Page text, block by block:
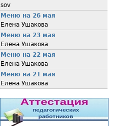
sov
Меню на 26 мая
Елена Ушакова
Меню на 23 мая
Елена Ушакова
Меню на 22 мая
Елена Ушакова
Меню на 21 мая
Елена Ушакова